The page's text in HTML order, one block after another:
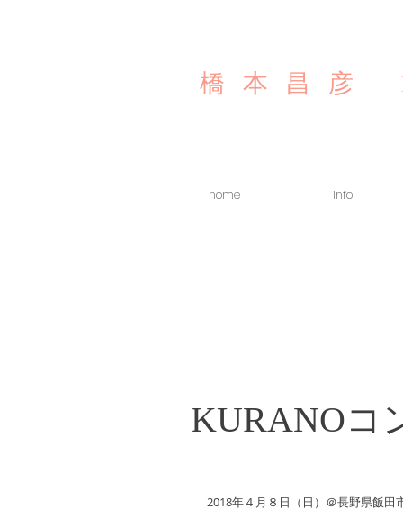
橋本昌彦
home info
KURANOコ
2018年４月８日（日）＠長野県飯田